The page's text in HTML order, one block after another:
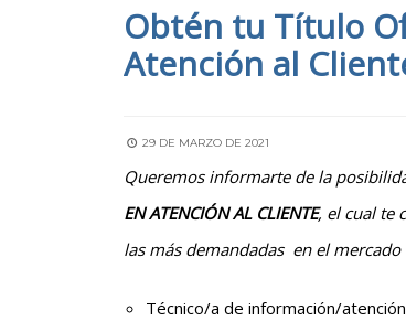
Obtén tu Título
Atención al
29 DE MARZO DE 2021
Queremos informarte de la
EN ATENCIÓN AL CLIENTE, el cual te
las más demandadas en el
Técnico/a de información/